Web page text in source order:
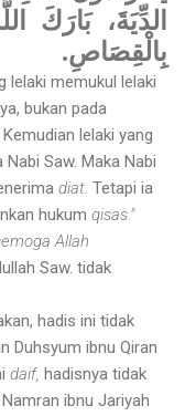
الدِّيَةَ، بَارَكَ
بِالْقِصَاصِ.
lelaki memukul lelaki
bukan pada
lelaki yang
Saw. Maka Nabi
diat. Tetapi ia
hukum qisas."
Allah
Saw. tidak
hadis ini tidak
Duhsyum ibnu Qiran
daif, hadisnya tidak
ibnu Jariyah